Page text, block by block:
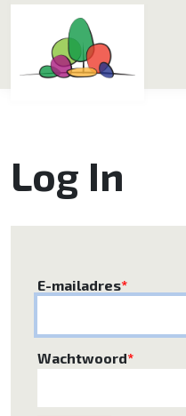
Log In
E-mailadres*
Wachtwoord*